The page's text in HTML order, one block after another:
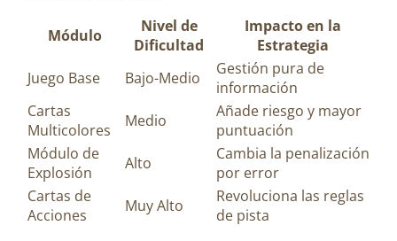
Módulo
Nivel de
Dificultad
Impacto en la
Estrategia
Juego Base
Bajo-Medio
Gestión pura de
información
Cartas
Multicolores
Medio
Añade riesgo y mayor
puntuación
Módulo de
Explosión
Alto
Cambia la penalización
por error
Cartas de
Acciones
Muy Alto
Revoluciona las reglas
de pista